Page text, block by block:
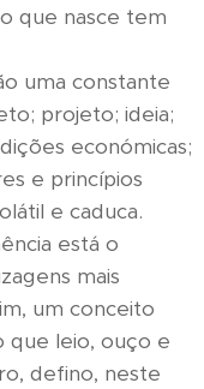
que nasce tem
uma constante
projeto; ideia;
económicas;
e princípios
e caduca.
está o
mais
um conceito
que leio, ouço e
defino, neste